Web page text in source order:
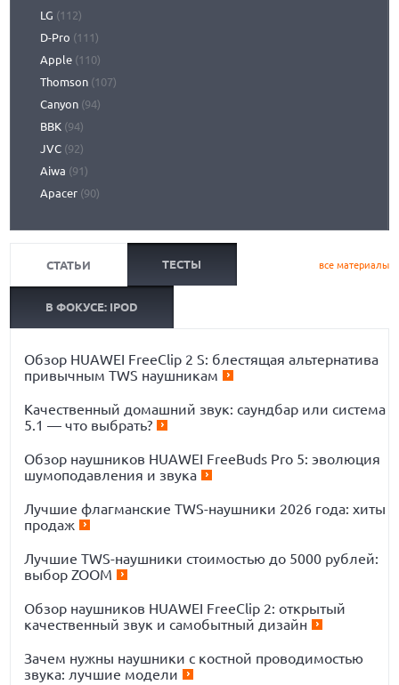
LG (112)
D-Pro (111)
Apple (110)
Thomson (107)
Canyon (94)
BBK (94)
JVC (92)
Aiwa (91)
Apacer (90)
все материалы
СТАТЬИ ТЕСТЫ
В ФОКУСЕ: IPOD
Обзор HUAWEI FreeClip 2 S: блестящая альтернатива
привычным TWS наушникам
Качественный домашний звук: саундбар или система
5.1 — что выбрать?
Обзор наушников HUAWEI FreeBuds Pro 5: эволюция
шумоподавления и звука
Лучшие флагманские TWS-наушники 2026 года: хиты
продаж
Лучшие TWS-наушники стоимостью до 5000 рублей:
выбор ZOOM
Обзор наушников HUAWEI FreeClip 2: открытый
качественный звук и самобытный дизайн
Зачем нужны наушники с костной проводимостью
звука: лучшие модели